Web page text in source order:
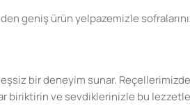
geniş ürün yelpazemizle
bir deneyim sunar.
biriktirin ve sevdiklerinizle bu